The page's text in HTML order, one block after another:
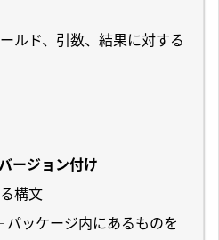
ルド、引数、結果に対する
ージョン付け
構文
ッケージ内にあるものを